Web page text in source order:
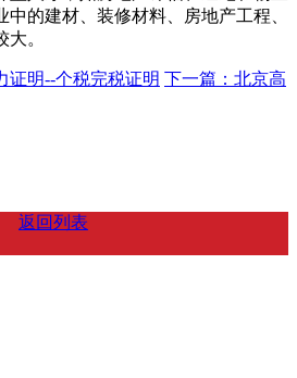
的建材、装修材料、房地产工程、
。
证明--个税完税证明 下一篇：北京高
返回列表